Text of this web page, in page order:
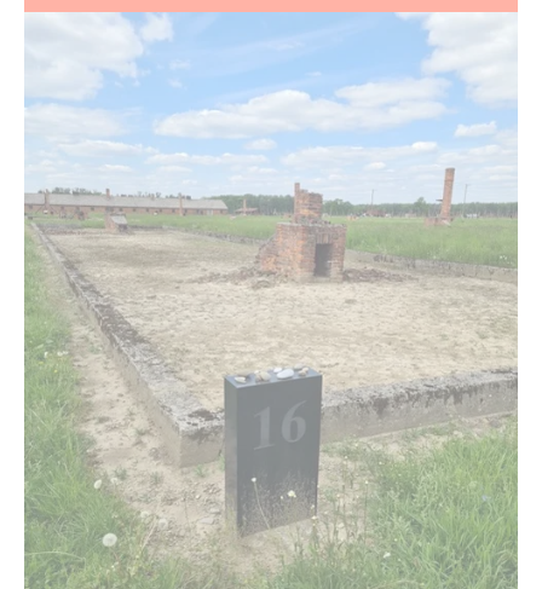
Polen
Birkenau)